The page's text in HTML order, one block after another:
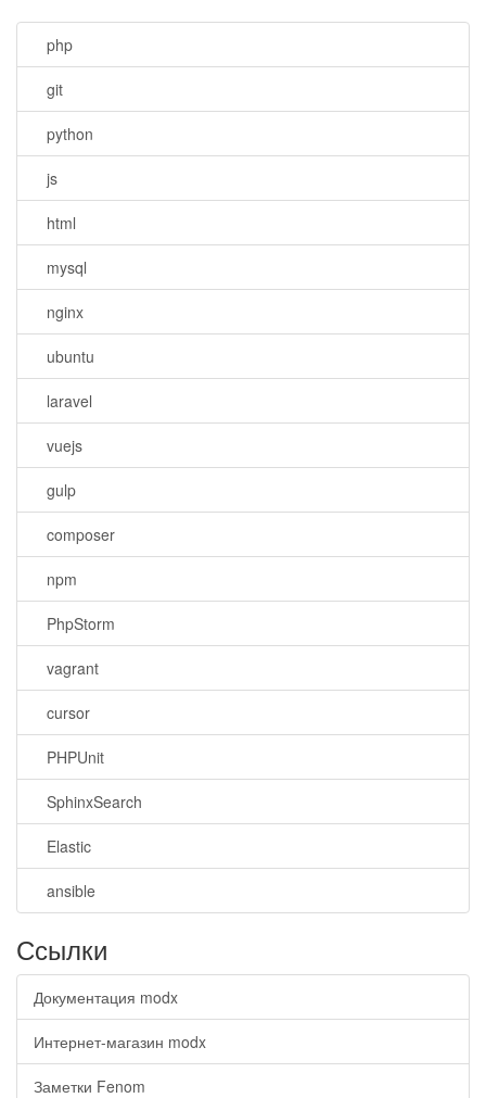
php
git
python
js
html
mysql
nginx
ubuntu
laravel
vuejs
gulp
composer
npm
PhpStorm
vagrant
cursor
PHPUnit
SphinxSearch
Elastic
ansible
Ссылки
Документация modx
Интернет-магазин modx
Заметки Fenom